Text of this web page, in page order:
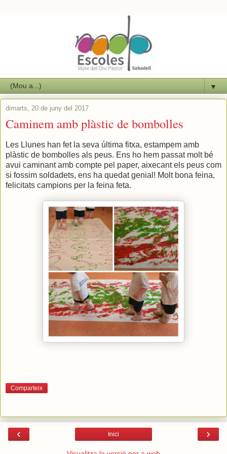
▼
dimarts, 20 de juny del 2017
Caminem amb plàstic de bombolles
Les Llunes han fet la seva última fitxa, estampem amb
plàstic de bombolles als peus. Ens ho hem passat molt bé
avui caminant amb compte pel paper, aixecant els peus com
si fossim soldadets, ens ha quedat genial! Molt bona feina,
felicitats campions per la feina feta.
Comparteix
‹ ›
Inici